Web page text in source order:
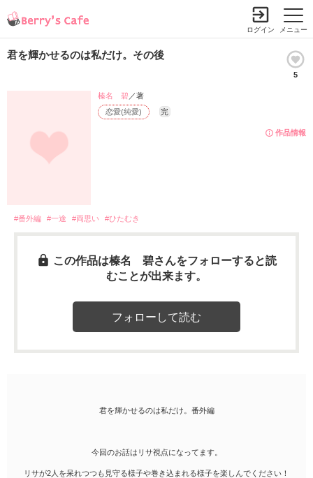
メニュー
ログイン
君を輝かせるのは私だけ。その後
5
作品情報
恋愛(純愛) 完
榛名 碧 ／著
#番外編 #一途 #両思い #ひたむき
この作品は榛名 碧さんをフォローすると読
むことが出来ます。
君を輝かせるのは私だけ。番外編
今回のお話はリサ視点になってます。
リサが2人を呆れつつも見守る様子や巻き込まれる様子を楽しんでください！